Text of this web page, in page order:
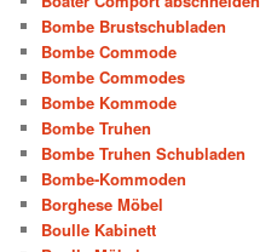
Bombe Brustschubladen
Bombe Commode
Bombe Commodes
Bombe Kommode
Bombe Truhen
Bombe Truhen Schubladen
Bombe-Kommoden
Borghese Möbel
Boulle Kabinett